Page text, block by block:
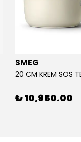
SMEG
20 CM KREM SOS
₺ 10,950.00